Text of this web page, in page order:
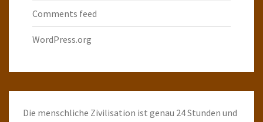
Comments feed
WordPress.org
Die menschliche Zivilisation ist genau 24 Stunden und